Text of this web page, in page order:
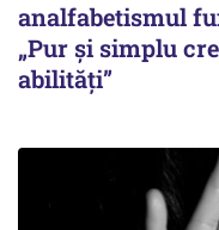
analfabetismul
„Pur și simplu
abilități”